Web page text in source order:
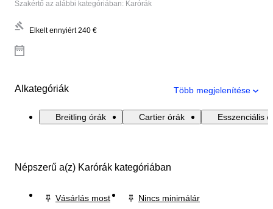
Szakértő az alábbi kategóriában: Karórák
Elkelt ennyiért 240 €
Alkategóriák Több megjelenítése
Breitling órák Cartier órák Esszenciális
Népszerű a(z) Karórák kategóriában
Vásárlás most
Nincs minimálár